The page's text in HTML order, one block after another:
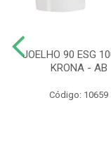
JOELHO 90 ESG
KRONA - AB
Código: 10659